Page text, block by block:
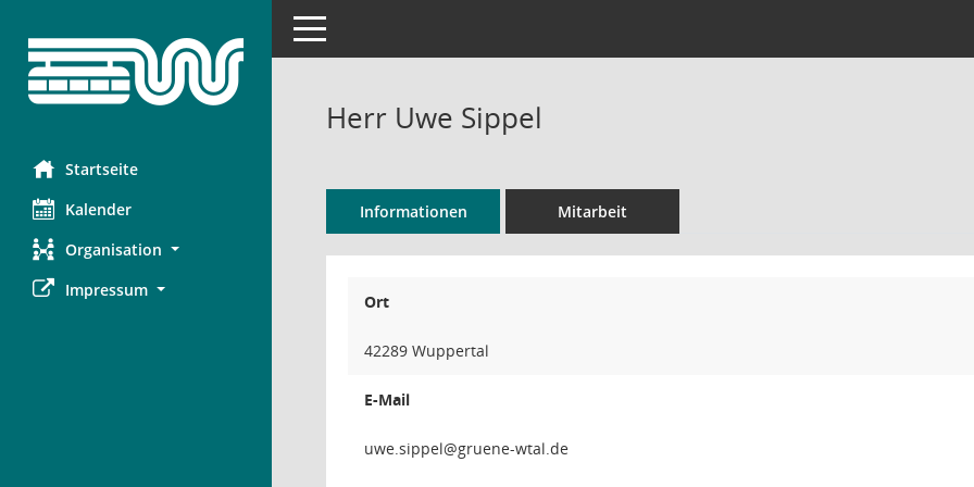
Startseite
Kalender
Organisation
Impressum
Toggle navigation
Herr Uwe Sippel
Informationen Mitarbeit
Ort
42289 Wuppertal
E-Mail
leppi